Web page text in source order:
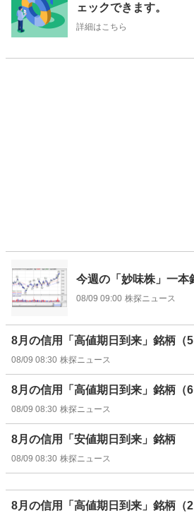
ェックできます。
詳細はこちら
今週の「妙味株」一
08/09 09:00 株探ニュース
8月の信用「高値期日到来」銘柄（5
08/09 08:30 株探ニュース
8月の信用「高値期日到来」銘柄（6
08/09 08:30 株探ニュース
8月の信用「安値期日到来」銘柄
08/09 08:30 株探ニュース
8月の信用「高値期日到来」銘柄（2